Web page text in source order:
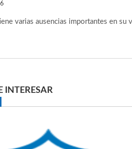
varias ausencias importantes en su
INTERESAR